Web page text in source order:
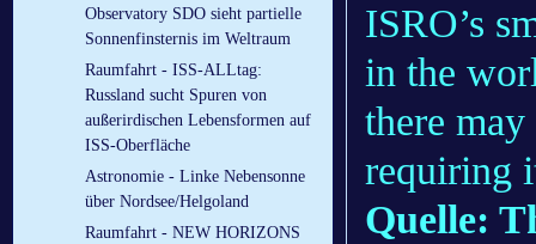
Observatory SDO sieht partielle
Sonnenfinsternis im Weltraum
Raumfahrt - ISS-ALLtag:
Russland sucht Spuren von
außerirdischen Lebensformen auf
ISS-Oberfläche
Astronomie - Linke Nebensonne
über Nordsee/Helgoland
Raumfahrt - NEW HORIZONS
ISRO’s
in the
there
requiring
Quelle: